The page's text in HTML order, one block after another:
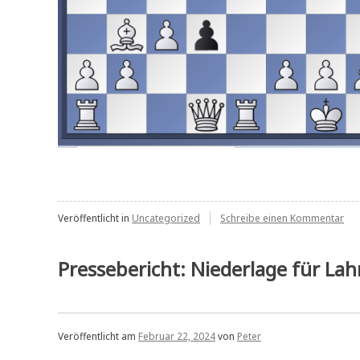
Veröffentlicht in Uncategorized Schreibe einen Kommentarzu
Pressebericht: Niederlage für
Veröffentlicht am Februar 22, 2024von Peter